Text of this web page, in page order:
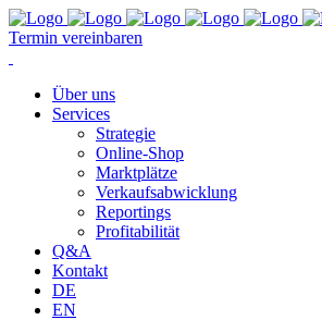
Termin vereinbaren
Über uns
Services
Strategie
Online-Shop
Marktplätze
Verkaufsabwicklung
Reportings
Profitabilität
Q&A
Kontakt
DE
EN